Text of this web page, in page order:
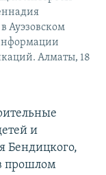
Ауэзовском
Алматы, 18
и
Бендицкого,
прошлом